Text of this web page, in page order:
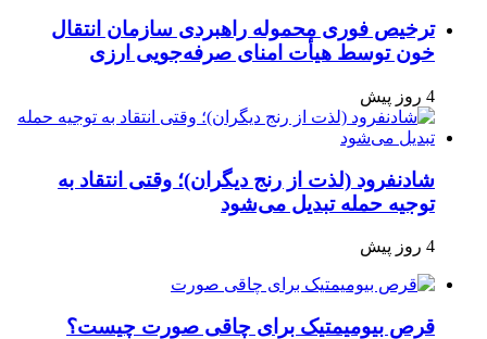
ترخیص فوری محموله راهبردی سازمان انتقال
خون توسط هیأت امنای صرفه‌جویی ارزی
4 روز پیش
شادنفرود (لذت از رنج دیگران)؛ وقتی انتقاد به
توجیه حمله تبدیل می‌شود
4 روز پیش
قرص بیومیمتیک برای چاقی صورت چیست؟